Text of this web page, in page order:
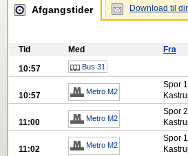
Afgangstider Download til
Tid Med Fra
10:57
Bus 31
10:57 Metro M2
Spor 1
11:00 Metro M2
Spor 2
11:02 Metro M2
Spor 1